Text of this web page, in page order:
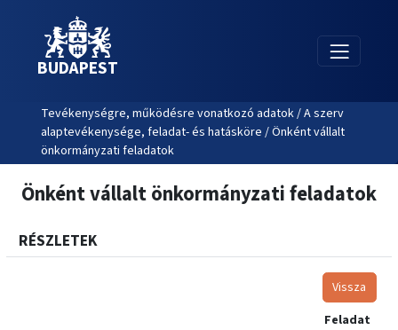
BUDAPEST
Tevékenységre, működésre vonatkozó adatok / A szerv
alaptevékenysége, feladat- és hatásköre / Önként vállalt
önkormányzati feladatok
Önként vállalt önkormányzati feladatok
RÉSZLETEK
Vissza
Feladat